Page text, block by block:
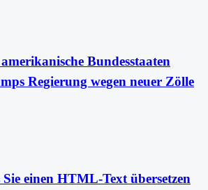
Bundesstaaten
Regierung wegen neuer Zölle
Sie einen HTML-Text übersetzen